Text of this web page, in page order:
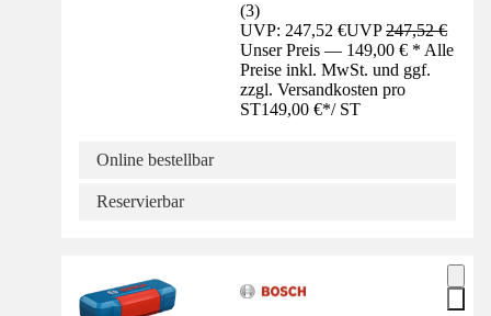
(3)
UVP: 247,52 €UVP247,52 €
Unser Preis — 149,00 € * Alle
Preise inkl. MwSt. und ggf.
zzgl. Versandkosten pro
ST149,00 €*/ ST
Online bestellbar
Reservierbar